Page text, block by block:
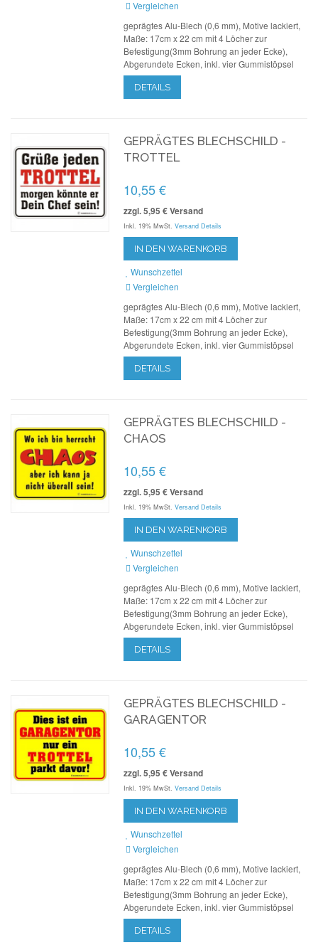
Vergleichen
geprägtes Alu-Blech (0,6 mm), Motive lackiert,
Maße: 17cm x 22 cm mit 4 Löcher zur
Befestigung(3mm Bohrung an jeder Ecke),
Abgerundete Ecken, inkl. vier Gummistöpsel
DETAILS
GEPRÄGTES BLECHSCHILD -
TROTTEL
10,55 €
zzgl. 5,95 € Versand
Inkl. 19% MwSt. Versand Details
IN DEN WARENKORB
Wunschzettel
Vergleichen
geprägtes Alu-Blech (0,6 mm), Motive lackiert,
Maße: 17cm x 22 cm mit 4 Löcher zur
Befestigung(3mm Bohrung an jeder Ecke),
Abgerundete Ecken, inkl. vier Gummistöpsel
DETAILS
GEPRÄGTES BLECHSCHILD -
CHAOS
10,55 €
zzgl. 5,95 € Versand
Inkl. 19% MwSt. Versand Details
IN DEN WARENKORB
Wunschzettel
Vergleichen
geprägtes Alu-Blech (0,6 mm), Motive lackiert,
Maße: 17cm x 22 cm mit 4 Löcher zur
Befestigung(3mm Bohrung an jeder Ecke),
Abgerundete Ecken, inkl. vier Gummistöpsel
DETAILS
GEPRÄGTES BLECHSCHILD -
GARAGENTOR
10,55 €
zzgl. 5,95 € Versand
Inkl. 19% MwSt. Versand Details
IN DEN WARENKORB
Wunschzettel
Vergleichen
geprägtes Alu-Blech (0,6 mm), Motive lackiert,
Maße: 17cm x 22 cm mit 4 Löcher zur
Befestigung(3mm Bohrung an jeder Ecke),
Abgerundete Ecken, inkl. vier Gummistöpsel
DETAILS